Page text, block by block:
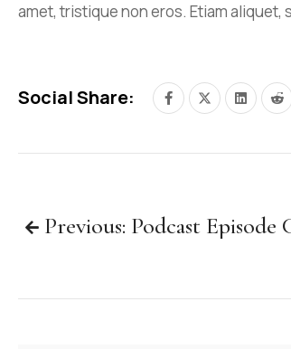
amet, tristique non eros. Etiam
Social Share:
Previous: Podcast Episode